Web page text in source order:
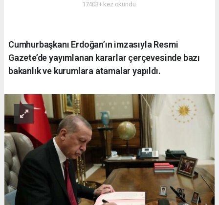
17403+ kez okundu.
Cumhurbaşkanı Erdoğan’ın imzasıyla Resmi
Gazete’de yayımlanan kararlar çerçevesinde bazı
bakanlık ve kurumlara atamalar yapıldı.